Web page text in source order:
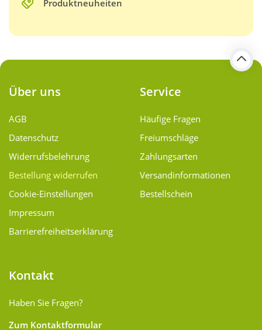
Produktneuheiten
Über uns
AGB
Datenschutz
Widerrufsbelehrung
Bestellung widerrufen
Cookie-Einstellungen
Impressum
Barrierefreiheitserklärung
Service
Häufige Fragen
Freiumschläge
Zahlungsarten
Versand­informationen
Bestellschein
Kontakt
Haben Sie Fragen?
Zum Kontaktformular